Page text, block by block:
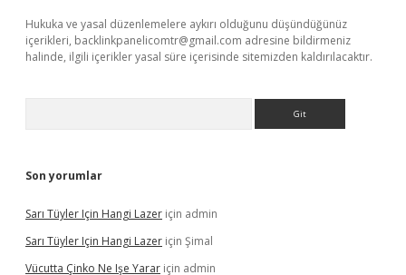
Hukuka ve yasal düzenlemelere aykırı olduğunu düşündüğünüz
içerikleri, backlinkpanelicomtr@gmail.com adresine bildirmeniz
halinde, ilgili içerikler yasal süre içerisinde sitemizden kaldırılacaktır.
Son yorumlar
Sarı Tüyler Için Hangi Lazer için admin
Sarı Tüyler Için Hangi Lazer için Şimal
Vücutta Çinko Ne Işe Yarar için admin